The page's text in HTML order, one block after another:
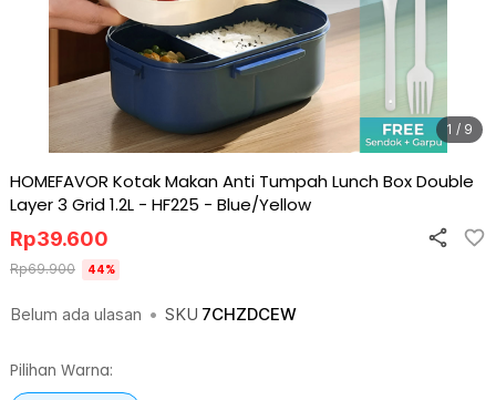
1 / 9
HOMEFAVOR Kotak Makan Anti Tumpah Lunch Box Double
Layer 3 Grid 1.2L - HF225 - Blue/Yellow
Belum ada ulasan • SKU 7CHZDCEW
Rp39.600
Rp69.900 44%
Pilihan Warna: